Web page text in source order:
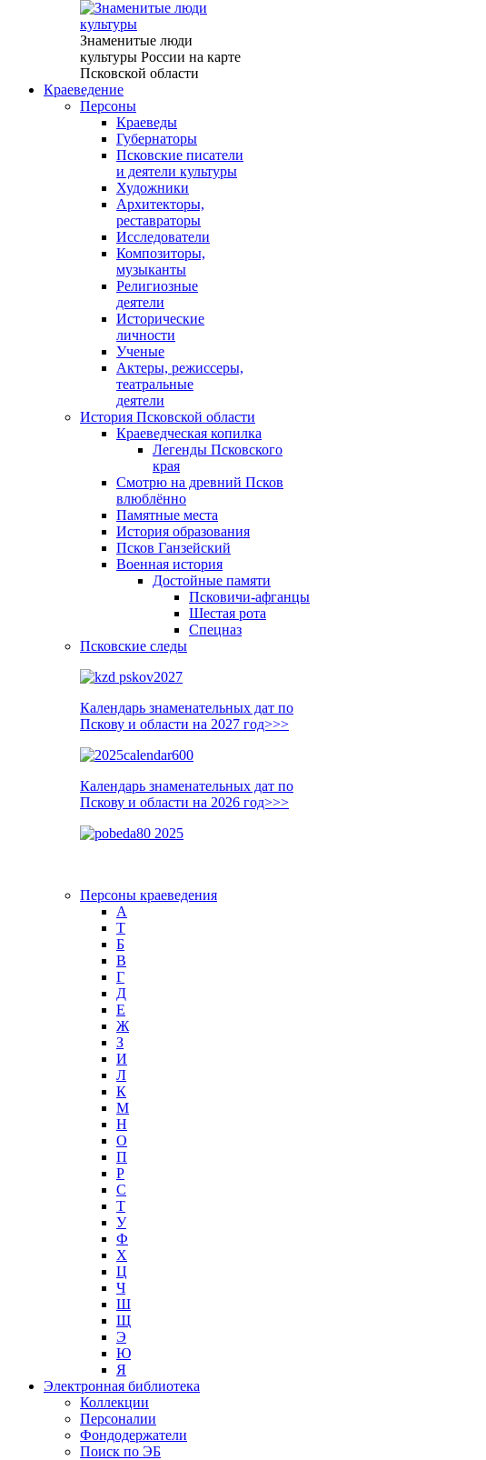
Знаменитые люди
культуры России на карте
Псковской области
Краеведение
Персоны
Краеведы
Губернаторы
Псковские писатели
и деятели культуры
Художники
Архитекторы,
реставраторы
Исследователи
Композиторы,
музыканты
Религиозные
деятели
Исторические
личности
Ученые
Актеры, режиссеры,
театральные
деятели
История Псковской области
Краеведческая копилка
Легенды Псковского
края
Смотрю на древний Псков
влюблённо
Памятные места
История образования
Псков Ганзейский
Военная история
Достойные памяти
Псковичи-афганцы
Шестая рота
Спецназ
Псковские следы
Календарь знаменательных дат по
Пскову и области на 2027 год>>>
Календарь знаменательных дат по
Пскову и области на 2026 год>>>
Персоны краеведения
А
T
Б
В
Г
Д
Е
Ж
З
И
Л
К
М
Н
О
П
Р
С
Т
У
Ф
Х
Ц
Ч
Ш
Щ
Э
Ю
Я
Электронная библиотека
Коллекции
Персоналии
Фондодержатели
Поиск по ЭБ